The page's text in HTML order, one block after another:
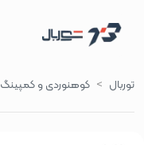
توربال کوهنوردی و کمپینگ